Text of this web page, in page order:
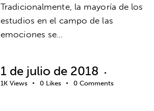
Tradicionalmente, la mayoría de los
estudios en el campo de las
emociones se…
1 de julio de 2018
1K Views 0 Likes 0 Comments